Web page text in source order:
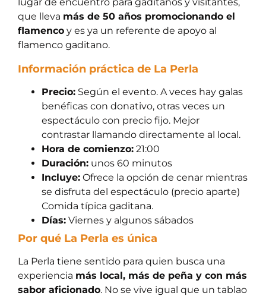
que lleva más de 50 años promocionando el
flamenco y es ya un referente de apoyo al
flamenco gaditano.
Información práctica de La Perla
Precio: Según el evento. A veces hay galas
benéficas con donativo, otras veces un
espectáculo con precio fijo. Mejor
contrastar llamando directamente al local.
Hora de comienzo: 21:00
Duración: unos 60 minutos
Incluye: Ofrece la opción de cenar mientras
se disfruta del espectáculo (precio aparte)
Comida típica gaditana.
Días: Viernes y algunos sábados
Por qué La Perla es única
La Perla tiene sentido para quien busca una
experiencia más local, más de peña y con más
sabor aficionado. No se vive igual que un tablao